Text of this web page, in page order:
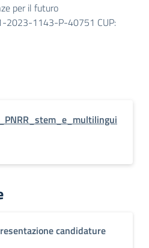
per il futuro
2023-1143-P-40751 CUP:
candidature